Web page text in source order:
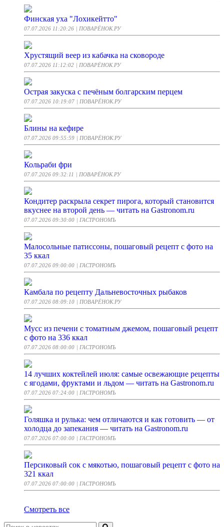
Финская уха "Лохикейтто"
07.07.2026 11:20:26 | ПОВАРЁНОК.РУ
Хрустящий веер из кабачка на сковороде
07.07.2026 11:12:02 | ПОВАРЁНОК.РУ
Острая закуска с печёным болгарским перцем
07.07.2026 10:19:07 | ПОВАРЁНОК.РУ
Блины на кефире
07.07.2026 09:55:59 | ПОВАРЁНОК.РУ
Кольраби фри
07.07.2026 09:32:11 | ПОВАРЁНОК.РУ
Кондитер раскрыла секрет пирога, который становится
вкуснее на второй день — читать на Gastronom.ru
07.07.2026 09:30:00 | ГАСТРОНОМЪ
Малосольные патиссоны, пошаговый рецепт с фото на
35 ккал
07.07.2026 09:00:00 | ГАСТРОНОМЪ
Камбала по рецепту Дальневосточных рыбаков
07.07.2026 08:09:10 | ПОВАРЁНОК.РУ
Мусс из печени с томатным джемом, пошаговый рецепт
с фото на 336 ккал
07.07.2026 08:00:00 | ГАСТРОНОМЪ
14 лучших коктейлей июля: самые освежающие рецепты
с ягодами, фруктами и льдом — читать на Gastronom.ru
07.07.2026 07:24:00 | ГАСТРОНОМЪ
Голяшка и рулька: чем отличаются и как готовить — от
холодца до запекания — читать на Gastronom.ru
07.07.2026 07:00:00 | ГАСТРОНОМЪ
Персиковый сок с мякотью, пошаговый рецепт с фото на
321 ккал
07.07.2026 07:00:00 | ГАСТРОНОМЪ
Смотреть все